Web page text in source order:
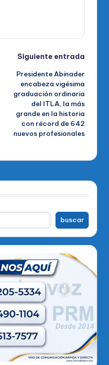
Siguiente entrada
Presidente Abinader
encabeza vigésima
graduación ordinaria
del ITLA, la más
grande en la historia
con récord de 642
nuevos profesionales
buscar